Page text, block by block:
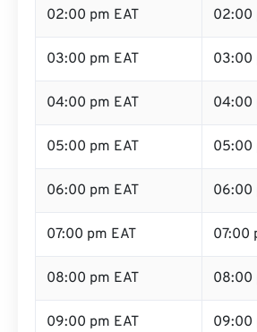
02:00 pm EAT 02:00
03:00 pm EAT 03:00
04:00 pm EAT 04:00
05:00 pm EAT 05:00
06:00 pm EAT 06:00
07:00 pm EAT 07:00
08:00 pm EAT 08:00
09:00 pm EAT 09:00